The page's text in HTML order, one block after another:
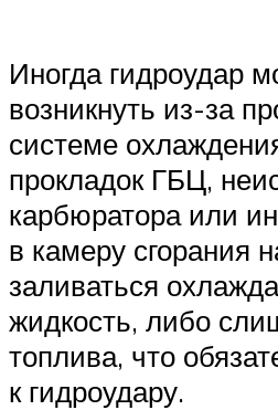
Иногда гидроудар
возникнуть из-за
системе
прокладок ГБЦ,
карбюратора или
в камеру сгорания
заливаться
жидкость, либо
топлива, что
к гидроудару.